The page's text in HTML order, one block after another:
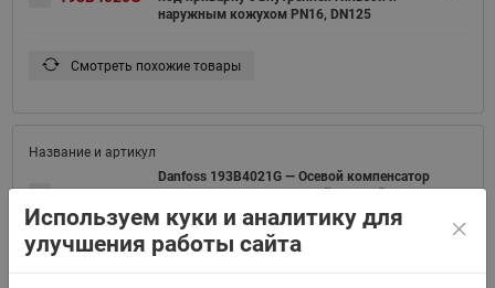
наружным кожухом PN16, DN125
Смотреть похожие товары
193B4021G
Danfoss 193B4021G — Осевой компенсатор
наружным кожухом PN16, DN150
Используем куки и аналитику для
улучшения работы сайта